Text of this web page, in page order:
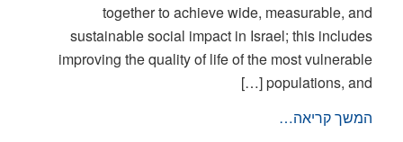
together to achieve wide, measurable, and
sustainable social impact in Israel; this includes
improving the quality of life of the most vulnerable
populations, and […]
המשך קריאה…